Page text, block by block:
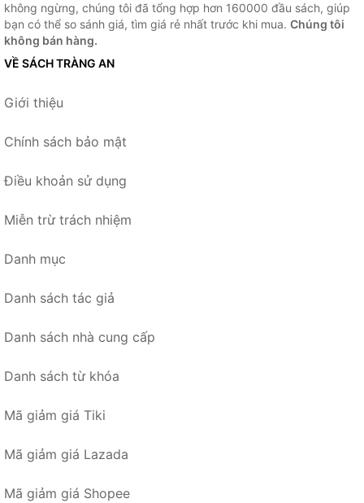
không ngừng, chúng tôi đã tổng hợp hơn 160000 đầu sách, giúp
bạn có thể so sánh giá, tìm giá rẻ nhất trước khi mua. Chúng tôi
không bán hàng.
VỀ SÁCH TRÀNG AN
Giới thiệu
Chính sách bảo mật
Điều khoản sử dụng
Miễn trừ trách nhiệm
Danh mục
Danh sách tác giả
Danh sách nhà cung cấp
Danh sách từ khóa
Mã giảm giá Tiki
Mã giảm giá Lazada
Mã giảm giá Shopee